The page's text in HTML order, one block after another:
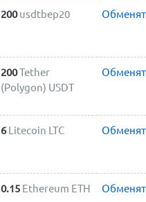
200 usdtbep20
200Tether
(Polygon) USDT
6 Litecoin LTC
0.15 Ethereum ETH